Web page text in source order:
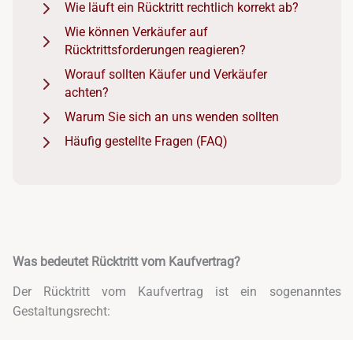
Wie läuft ein Rücktritt rechtlich korrekt ab?
Wie können Verkäufer auf
Rücktrittsforderungen reagieren?
Worauf sollten Käufer und Verkäufer
achten?
Warum Sie sich an uns wenden sollten
Häufig gestellte Fragen (FAQ)
Was bedeutet Rücktritt vom Kaufvertrag?
Der Rücktritt vom Kaufvertrag ist ein sogenanntes
Gestaltungsrecht: